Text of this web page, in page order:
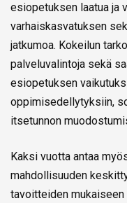
esiopetuksen laatua ja
varhaiskasvatuksen
jatkumoa. Kokeilun
palveluvalintoja sekä
esiopetuksen
oppimisedellytyksiin,
itsetunnon
Kaksi vuotta antaa
mahdollisuuden
tavoitteiden